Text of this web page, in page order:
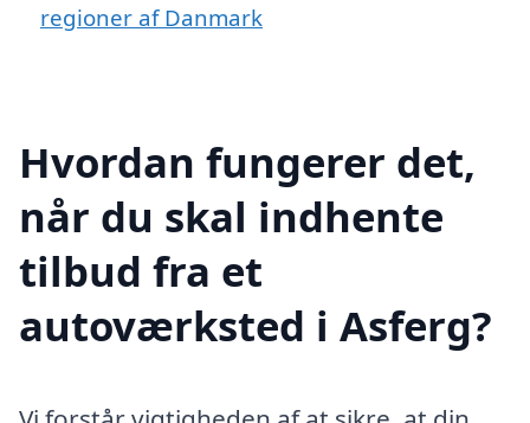
regioner af Danmark
Hvordan fungerer det,
når du skal indhente
tilbud fra et
autoværksted i Asferg?